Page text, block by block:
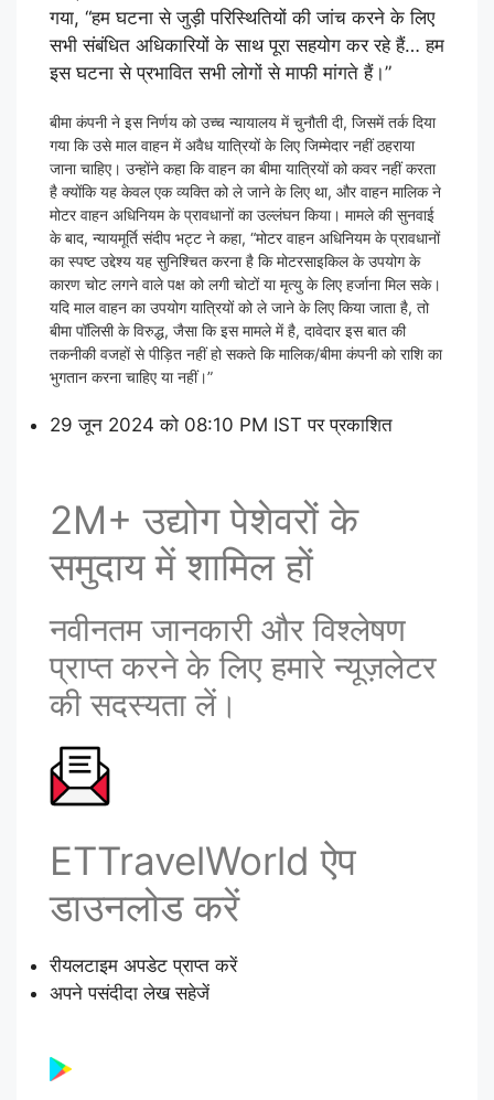
गया, “हम घटना से जुड़ी परिस्थितियों की जांच करने के लिए
सभी संबंधित अधिकारियों के साथ पूरा सहयोग कर रहे हैं… हम
इस घटना से प्रभावित सभी लोगों से माफी मांगते हैं।”
बीमा कंपनी ने इस निर्णय को उच्च न्यायालय में चुनौती दी, जिसमें तर्क दिया
गया कि उसे माल वाहन में अवैध यात्रियों के लिए जिम्मेदार नहीं ठहराया
जाना चाहिए। उन्होंने कहा कि वाहन का बीमा यात्रियों को कवर नहीं करता
है क्योंकि यह केवल एक व्यक्ति को ले जाने के लिए था, और वाहन मालिक ने
मोटर वाहन अधिनियम के प्रावधानों का उल्लंघन किया। मामले की सुनवाई
के बाद, न्यायमूर्ति संदीप भट्ट ने कहा, “मोटर वाहन अधिनियम के प्रावधानों
का स्पष्ट उद्देश्य यह सुनिश्चित करना है कि मोटरसाइकिल के उपयोग के
कारण चोट लगने वाले पक्ष को लगी चोटों या मृत्यु के लिए हर्जाना मिल सके।
यदि माल वाहन का उपयोग यात्रियों को ले जाने के लिए किया जाता है, तो
बीमा पॉलिसी के विरुद्ध, जैसा कि इस मामले में है, दावेदार इस बात की
तकनीकी वजहों से पीड़ित नहीं हो सकते कि मालिक/बीमा कंपनी को राशि का
भुगतान करना चाहिए या नहीं।”
29 जून 2024 को 08:10 PM IST पर प्रकाशित
2M+ उद्योग पेशेवरों के
समुदाय में शामिल हों
नवीनतम जानकारी और विश्लेषण
प्राप्त करने के लिए हमारे न्यूज़लेटर
की सदस्यता लें।
ETTravelWorld ऐप
डाउनलोड करें
रीयलटाइम अपडेट प्राप्त करें
अपने पसंदीदा लेख सहेजें